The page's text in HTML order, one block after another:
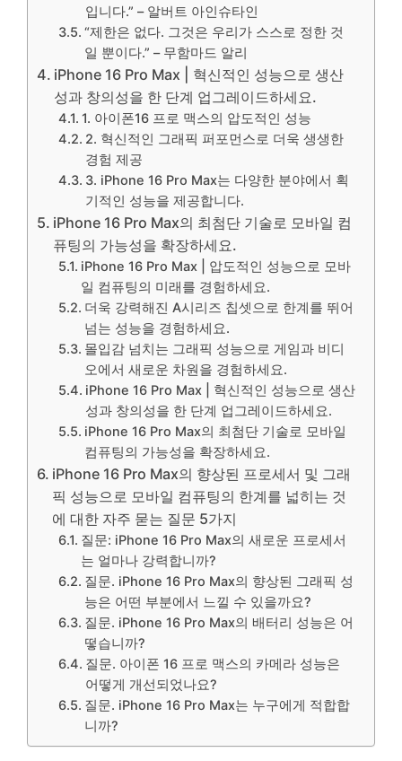
입니다.” – 알버트 아인슈타인
“제한은 없다. 그것은 우리가 스스로 정한 것
일 뿐이다.” – 무함마드 알리
iPhone 16 Pro Max | 혁신적인 성능으로 생산
성과 창의성을 한 단계 업그레이드하세요.
1. 아이폰16 프로 맥스의 압도적인 성능
2. 혁신적인 그래픽 퍼포먼스로 더욱 생생한
경험 제공
3. iPhone 16 Pro Max는 다양한 분야에서 획
기적인 성능을 제공합니다.
iPhone 16 Pro Max의 최첨단 기술로 모바일 컴
퓨팅의 가능성을 확장하세요.
iPhone 16 Pro Max | 압도적인 성능으로 모바
일 컴퓨팅의 미래를 경험하세요.
더욱 강력해진 A시리즈 칩셋으로 한계를 뛰어
넘는 성능을 경험하세요.
몰입감 넘치는 그래픽 성능으로 게임과 비디
오에서 새로운 차원을 경험하세요.
iPhone 16 Pro Max | 혁신적인 성능으로 생산
성과 창의성을 한 단계 업그레이드하세요.
iPhone 16 Pro Max의 최첨단 기술로 모바일
컴퓨팅의 가능성을 확장하세요.
iPhone 16 Pro Max의 향상된 프로세서 및 그래
픽 성능으로 모바일 컴퓨팅의 한계를 넓히는 것
에 대한 자주 묻는 질문 5가지
질문: iPhone 16 Pro Max의 새로운 프로세서
는 얼마나 강력합니까?
질문. iPhone 16 Pro Max의 향상된 그래픽 성
능은 어떤 부분에서 느낄 수 있을까요?
질문. iPhone 16 Pro Max의 배터리 성능은 어
떻습니까?
질문. 아이폰 16 프로 맥스의 카메라 성능은
어떻게 개선되었나요?
질문. iPhone 16 Pro Max는 누구에게 적합합
니까?